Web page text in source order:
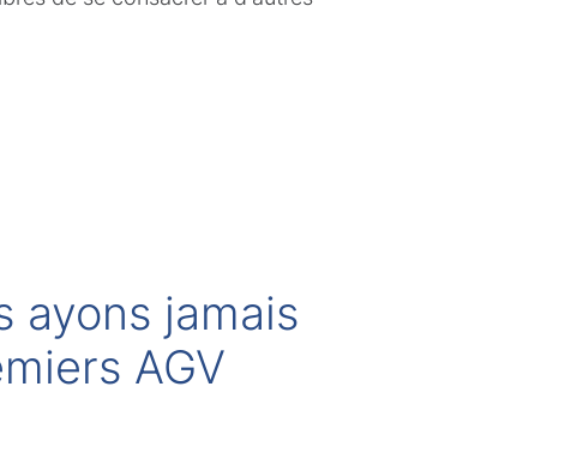
ayons jamais
AGV